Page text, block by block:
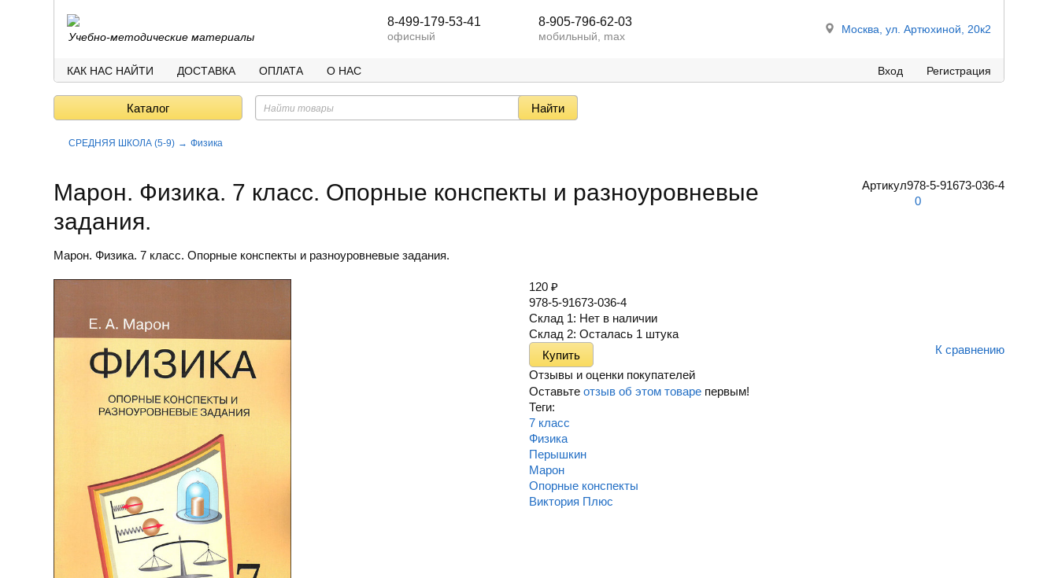
Учебно-методические материалы
8-499-179-53-41
офисный
8-905-796-62-03
мобильный, max
Москва, ул. Артюхиной, 20к2
КАК НАС НАЙТИ ДОСТАВКА ОПЛАТА О НАС Вход Регистрация
Каталог
СРЕДНЯЯ ШКОЛА (5-9) Физика
Марон. Физика. 7 класс. Опорные конспекты и разноуровневые
задания.
Марон. Физика. 7 класс. Опорные конспекты и разноуровневые задания.
Артикул978-5-91673-036-4
0
120 ₽
978-5-91673-036-4
Склад 1: Нет в наличии
Склад 2: Осталась 1 штука
К сравнению
Отзывы и оценки покупателей
Оставьте отзыв об этом товаре первым!
Теги:
7 класс
Физика
Перышкин
Марон
Опорные конспекты
Виктория Плюс